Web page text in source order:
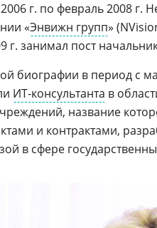
г. по февраль 2008 г.
«Энвижн групп»
г. занимал пост
биографии в период с
ИТ-консультанта в
название
и контрактами,
в сфере